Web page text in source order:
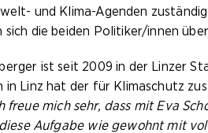
und Klima-Agenden
die beiden Politiker/innen
ist seit 2009 in der Linzer
in Linz hat der für Klimaschutz
freue mich sehr, dass mit Eva
Aufgabe wie gewohnt mit